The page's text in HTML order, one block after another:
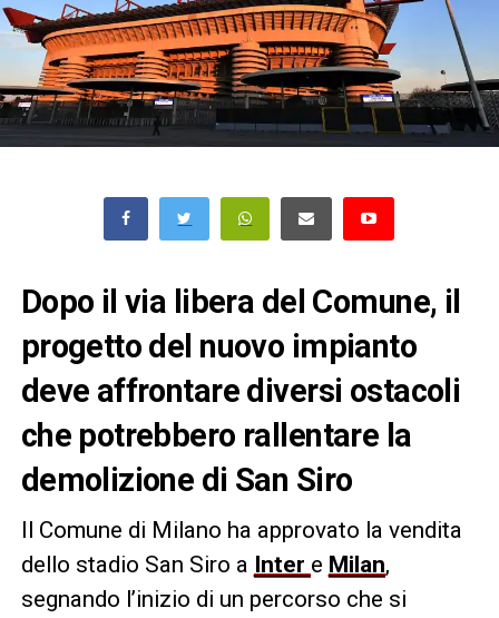
Dopo il via libera del Comune, il
progetto del nuovo impianto
deve affrontare diversi ostacoli
che potrebbero rallentare la
demolizione di San Siro
Il Comune di Milano ha approvato la vendita
dello stadio San Siro a Inter e Milan,
segnando l’inizio di un percorso che si